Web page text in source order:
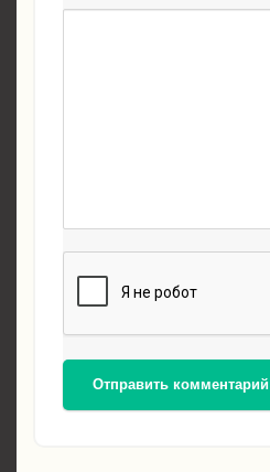
Отправить комментарий